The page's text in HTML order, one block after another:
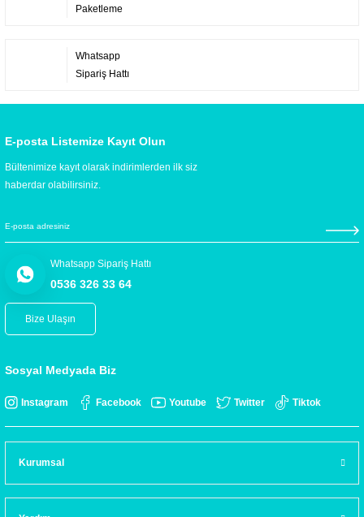
Paketleme
Whatsapp
Sipariş Hattı
E-posta Listemize Kayıt Olun
Bültenimize kayıt olarak indirimlerden ilk siz
haberdar olabilirsiniz.
Whatsapp Sipariş Hattı
0536 326 33 64
Bize Ulaşın
Sosyal Medyada Biz
Instagram Facebook Youtube Twitter Tiktok
Kurumsal